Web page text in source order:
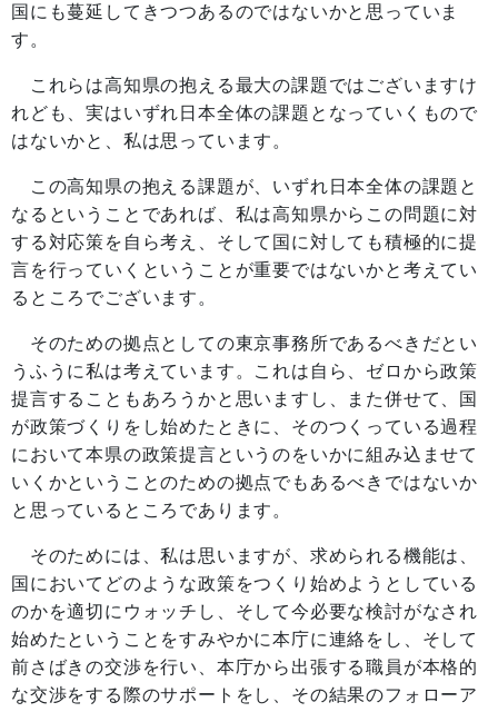
国にも蔓延してきつつあるのではないかと思っていま
す。
これらは高知県の抱える最大の課題ではございますけ
れども、実はいずれ日本全体の課題となっていくもので
はないかと、私は思っています。
この高知県の抱える課題が、いずれ日本全体の課題と
なるということであれば、私は高知県からこの問題に対
する対応策を自ら考え、そして国に対しても積極的に提
言を行っていくということが重要ではないかと考えてい
るところでございます。
そのための拠点としての東京事務所であるべきだとい
うふうに私は考えています。これは自ら、ゼロから政策
提言することもあろうかと思いますし、また併せて、国
が政策づくりをし始めたときに、そのつくっている過程
において本県の政策提言というのをいかに組み込ませて
いくかということのための拠点でもあるべきではないか
と思っているところであります。
そのためには、私は思いますが、求められる機能は、
国においてどのような政策をつくり始めようとしている
のかを適切にウォッチし、そして今必要な検討がなされ
始めたということをすみやかに本庁に連絡をし、そして
前さばきの交渉を行い、本庁から出張する職員が本格的
な交渉をする際のサポートをし、その結果のフォローア